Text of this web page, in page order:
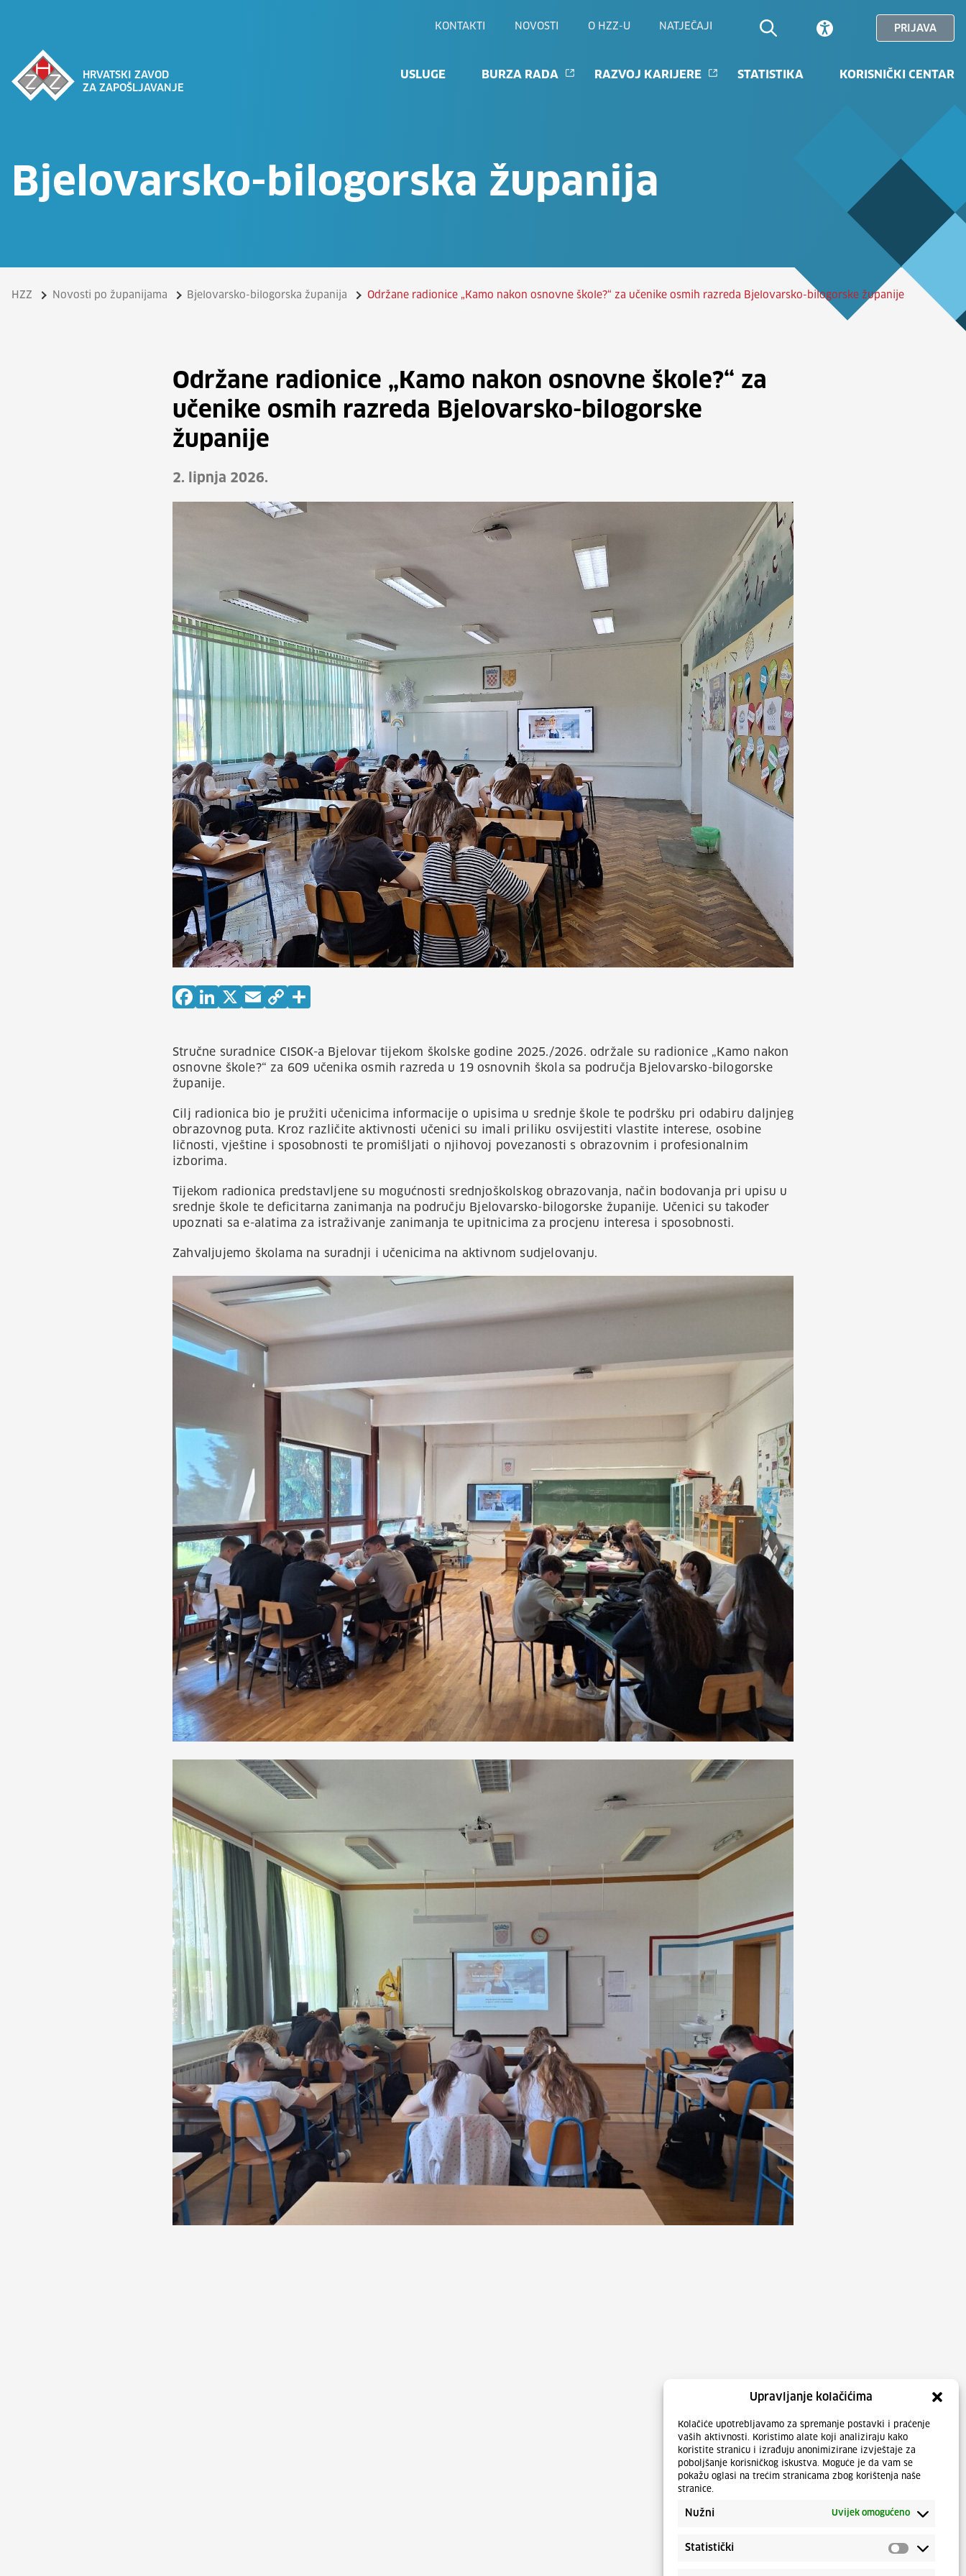
Upravljanje kolačićima
Kolačiće upotrebljavamo za spremanje postavki i praćenje
vaših aktivnosti. Koristimo alate koji analiziraju kako
koristite stranicu i izrađuju anonimizirane izvještaje za
poboljšanje korisničkog iskustva. Moguće je da vam se
pokažu oglasi na trećim stranicama zbog korištenja naše
stranice.
Nužni Uvijek omogućeno
Statistički
KONTAKTI NOVOSTI O HZZ-U NATJEČAJI PRIJAVA
HRVATSKI ZAVOD
ZA ZAPOŠLJAVANJE
USLUGE BURZA RADA RAZVOJ KARIJERE STATISTIKA KORISNIČKI CENTAR
Bjelovarsko-bilogorska županija
HZZ Novosti po županijama Bjelovarsko-bilogorska županija Održane radionice „Kamo nakon osnovne škole?“ za učenike osmih razreda Bjelovarsko-bilogorske županije
Održane radionice „Kamo nakon osnovne škole?“ za
učenike osmih razreda Bjelovarsko-bilogorske
županije
2. lipnja 2026.
Stručne suradnice CISOK-a Bjelovar tijekom školske godine 2025./2026. održale su radionice „Kamo nakon
osnovne škole?“ za 609 učenika osmih razreda u 19 osnovnih škola sa područja Bjelovarsko-bilogorske
županije.
Cilj radionica bio je pružiti učenicima informacije o upisima u srednje škole te podršku pri odabiru daljnjeg
obrazovnog puta. Kroz različite aktivnosti učenici su imali priliku osvijestiti vlastite interese, osobine
ličnosti, vještine i sposobnosti te promišljati o njihovoj povezanosti s obrazovnim i profesionalnim
izborima.
Tijekom radionica predstavljene su mogućnosti srednjoškolskog obrazovanja, način bodovanja pri upisu u
srednje škole te deficitarna zanimanja na području Bjelovarsko-bilogorske županije. Učenici su također
upoznati sa e-alatima za istraživanje zanimanja te upitnicima za procjenu interesa i sposobnosti.
Zahvaljujemo školama na suradnji i učenicima na aktivnom sudjelovanju.